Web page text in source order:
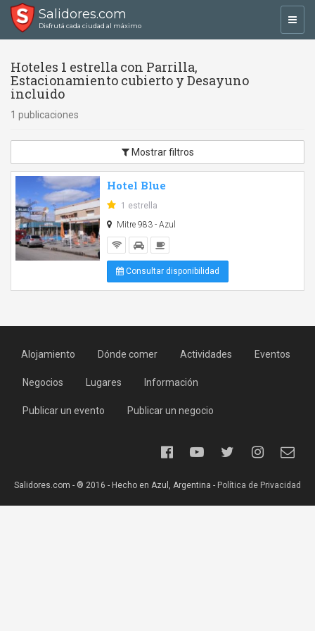
Salidores.com
Disfrutá cada ciudad al máximo
Hoteles 1 estrella con Parrilla,
Estacionamiento cubierto y Desayuno
incluido
1 publicaciones
Mostrar filtros
Hotel Blue
1 estrella
Mitre 983 - Azul
Consultar disponibilidad
Alojamiento Dónde comer Actividades Eventos
Negocios Lugares Información
Publicar un evento Publicar un negocio
Salidores.com - ® 2016 - Hecho en Azul, Argentina - Política de Privacidad